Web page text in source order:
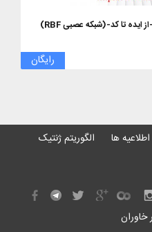
فیلم آموزش شبکه های عصبی مصنوعی-از ایده تا کد-(شبکه عصبی RBF)
رایگان
اطلاعیه ها
الگوریتم ژنتیک
خاوران